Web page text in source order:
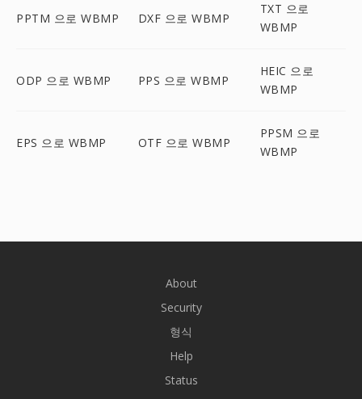
PPTM 으로 WBMP DXF 으로 WBMP
TXT 으로
WBMP
ODP 으로 WBMP PPS 으로 WBMP
HEIC 으로
WBMP
EPS 으로 WBMP OTF 으로 WBMP
PPSM 으로
WBMP
About
Security
형식
Help
Status